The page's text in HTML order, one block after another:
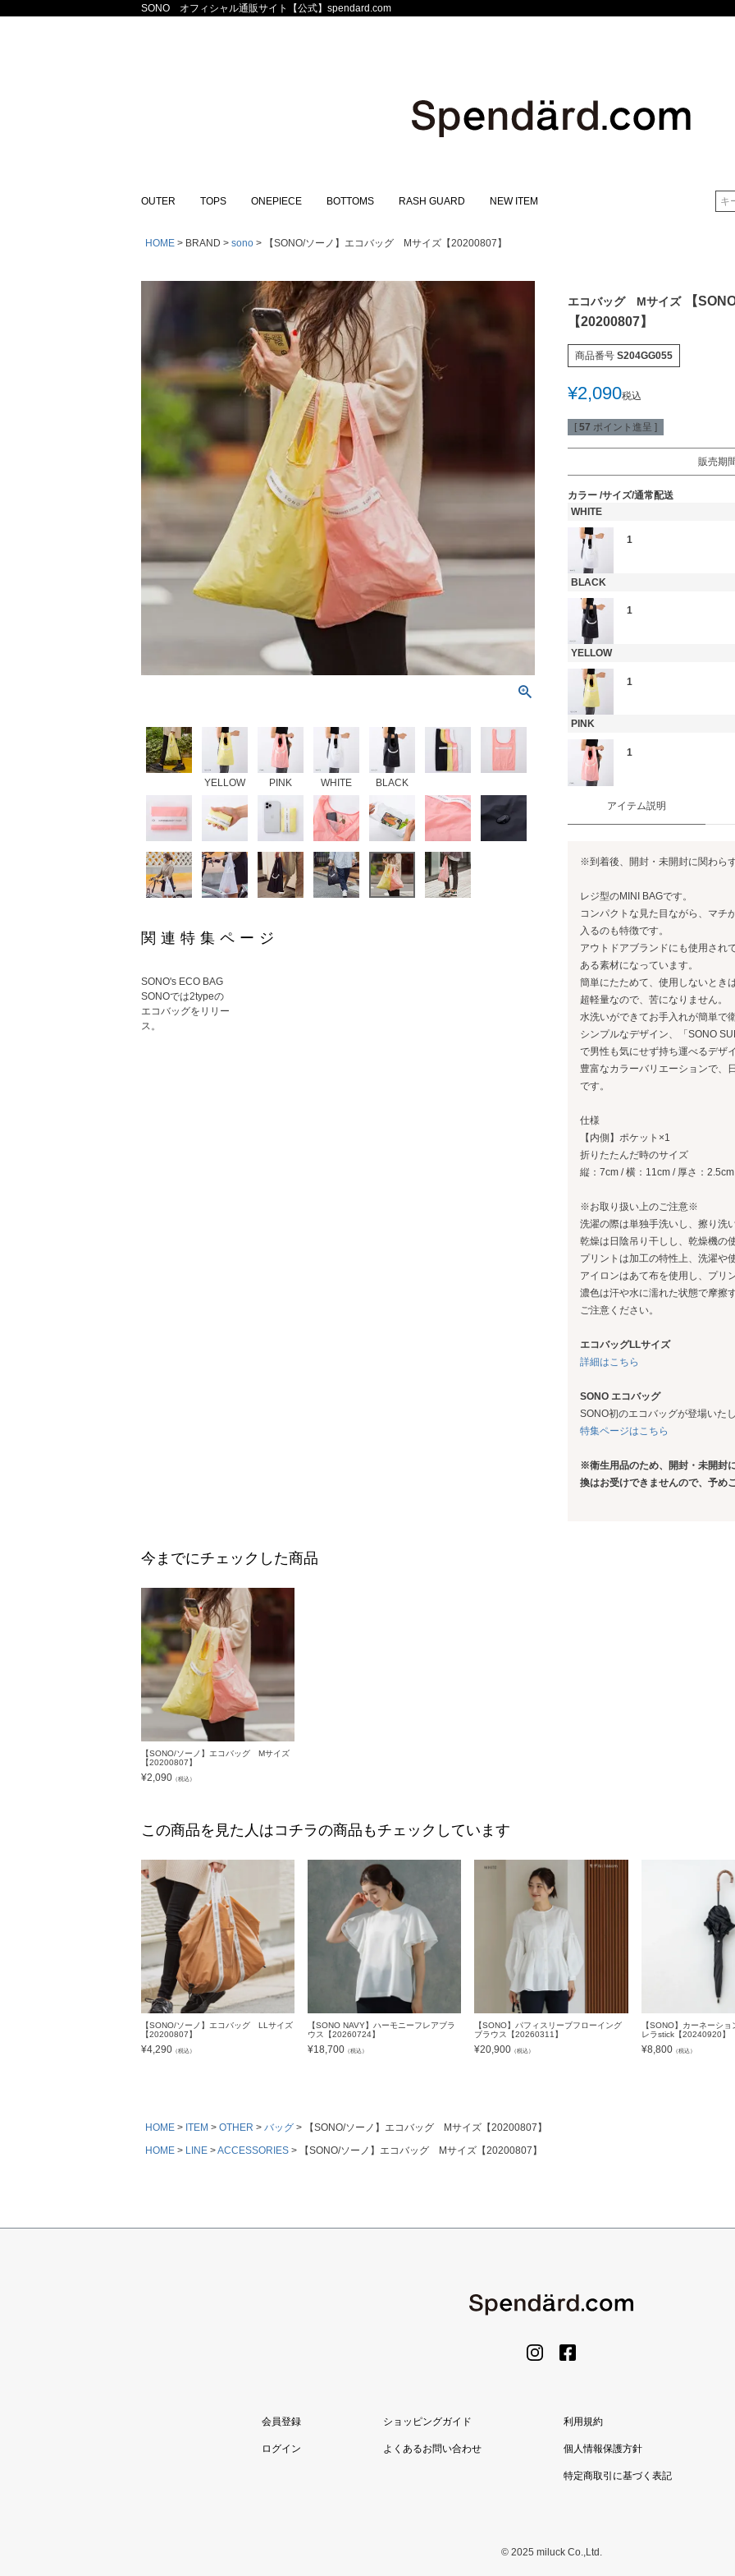
SONO オフィシャル通販サイト【公式】spendard.com
OUTER TOPS ONEPIECE BOTTOMS RASH GUARD NEW ITEM
検索
HOME BRAND sono 【SONO/ソーノ】エコバッグ Mサイズ【20200807】
YELLOW PINK WHITE BLACK
関連特集ページ
SONO's ECO BAG
SONOでは2typeの
エコバッグをリリー
ス。
エコバッグ Mサイズ
【
【20200807】
商品番号 S204GG055
¥2,090税込
[ 57 ポイント進呈 ]
販売期
カラー サイズ/通常配送
WHITE
1
BLACK
1
YELLOW
1
PINK
1
アイテム説明
※到着後、開封・未開封に関わら
レジ型のMINI BAGです。
コンパクトな見た目ながら、マチ
入るのも特徴です。
アウトドアブランドにも使用され
ある素材になっています。
簡単にたためて、使用しないとき
超軽量なので、苦になりません。
水洗いができてお手入れが簡単で衛
シンプルなデザイン、「SONO
で男性も気にせず持ち運べるデザ
豊富なカラーバリエーションで、
です。
仕様
【内側】ポケット×1
折りたたんだ時のサイズ
縦：7cm / 横：11cm / 厚さ：2.5cm
※お取り扱い上のご注意※
洗濯の際は単独手洗いし、擦り洗
乾燥は日陰吊り干しし、乾燥機の
プリントは加工の特性上、洗濯や
アイロンはあて布を使用し、プリ
濃色は汗や水に濡れた状態で摩擦
ご注意ください。
エコバッグLLサイズ
詳細はこちら
SONO エコバッグ
SONO初のエコバッグが登場いたし
特集ページはこちら
※衛生用品のため、開封・未開封
換はお受けできませんので、予め
今までにチェックした商品
【SONO/ソーノ】エコバッグ Mサイズ
【20200807】
¥2,090 （税込）
この商品を見た人はコチラの商品もチェックしています
【SONO/ソーノ】エコバッグ LLサイズ
【20200807】
¥4,290 （税込）
【SONO NAVY】ハーモニーフレアブラ
ウス【20260724】
¥18,700 （税込）
【SONO】パフィスリーブフローイング
ブラウス【20260311】
¥20,900 （税込）
【SONO】カーネーシ
レラstick【20240920】
¥8,800（税込）
HOME ITEM OTHER バッグ
【SONO/ソーノ】エコバッグ Mサイズ【20200807】
HOME
LINE ACCESSORIES 【SONO/ソーノ】エコバッグ Mサイズ【20200807】
会員登録
ログイン
ショッピングガイド
よくあるお問い合わせ
利用規約
個人情報保護方針
特定商取引に基づく表記
© 2025 miluck Co.,Ltd.